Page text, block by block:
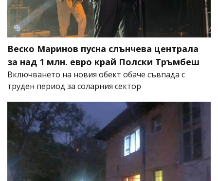
Веско Маринов пусна слънчева централа
за над 1 млн. евро край Полски Тръмбеш
Включването на новия обект обаче съвпада с
труден период за соларния сектор